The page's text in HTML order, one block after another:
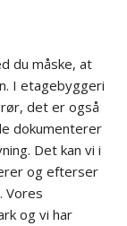
du måske, at
I etagebyggeri
det er også
dokumenterer
Det kan vi i
og efterser
Vores
og vi har